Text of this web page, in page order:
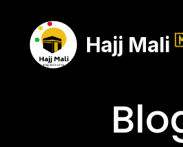
Hajj Mali